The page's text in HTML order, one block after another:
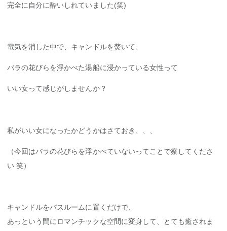
完全に自分に酔いしれていました(笑)
電気を消した中で、キャンドルを焚いて、
バラの花びらを浮かべた湯船に浸かっている女性って
いい女って感じがしませんか？
私がいい女になったかどうかはさておき、、、
（今回はバラの花びらを浮かべていないってことで察してくださ
い 笑）
キャンドルをバスルームに置くだけで、
あっという間にロマンチックな空間に変身して、とても癒されま